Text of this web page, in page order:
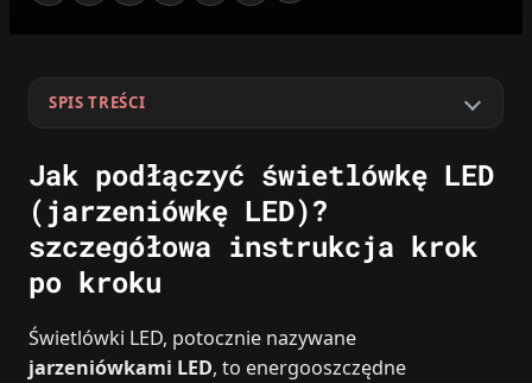
SPIS TREŚCI
Jak podłączyć świetlówkę LED
(jarzeniówkę LED)?
szczegółowa instrukcja krok
po kroku
Świetlówki LED, potocznie nazywane
jarzeniówkami LED, to energooszczędne